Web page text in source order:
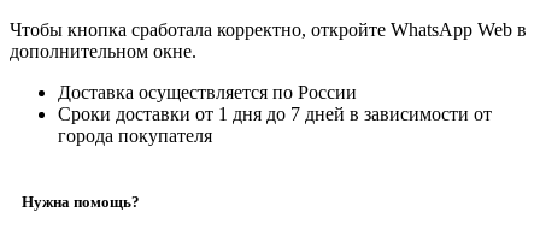
Чтобы кнопка сработала корректно, откройте WhatsApp Web в
дополнительном окне.
Доставка осуществляется по России
Сроки доставки от 1 дня до 7 дней в зависимости от
города покупателя
Нужна помощь?